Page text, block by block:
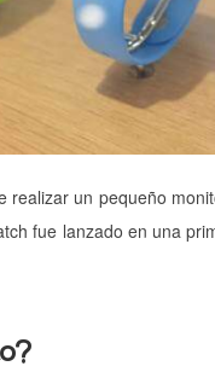
un pequeño
fue lanzado en una